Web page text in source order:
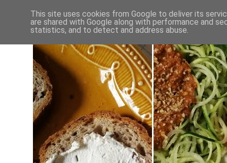
This site uses cookies from Google to deliver its
are shared with Google along with performance and
statistics, and to detect and address abuse.